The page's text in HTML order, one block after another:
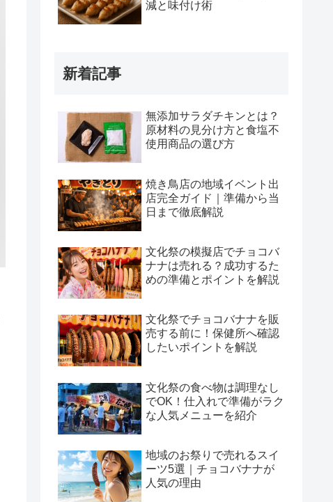
減と味付け術
新着記事
無添加サラダチキンとは？
原材料の見分け方と食塩不
使用商品の選び方
焼き鳥店の地域イベント出
店完全ガイド｜準備から当
日まで徹底解説
文化祭の模擬店でチョコバ
ナナは売れる？成功するた
めの準備とポイントを解説
文化祭でチョコバナナを販
売する前に！保健所へ確認
したいポイントを解説
文化祭の食べ物は調理なし
でOK！仕入れで準備がラク
な人気メニューを紹介
地域のお祭りで売れるスイ
ーツ5選｜チョコバナナが
人気の理由